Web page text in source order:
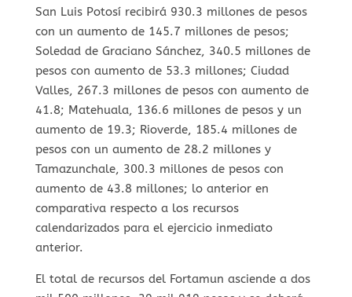
San Luis Potosí recibirá 930.3 millones de pesos
con un aumento de 145.7 millones de pesos;
Soledad de Graciano Sánchez, 340.5 millones de
pesos con aumento de 53.3 millones; Ciudad
Valles, 267.3 millones de pesos con aumento de
41.8; Matehuala, 136.6 millones de pesos y un
aumento de 19.3; Rioverde, 185.4 millones de
pesos con un aumento de 28.2 millones y
Tamazunchale, 300.3 millones de pesos con
aumento de 43.8 millones; lo anterior en
comparativa respecto a los recursos
calendarizados para el ejercicio inmediato
anterior.
El total de recursos del Fortamun asciende a dos